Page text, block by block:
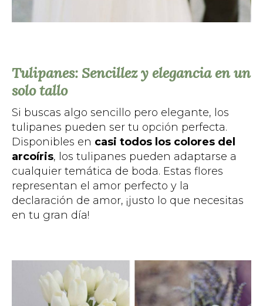
Tulipanes: Sencillez y elegancia en un
solo tallo
Si buscas algo sencillo pero elegante, los
tulipanes pueden ser tu opción perfecta.
Disponibles en casi todos los colores del
arcoíris, los tulipanes pueden adaptarse a
cualquier temática de boda. Estas flores
representan el amor perfecto y la
declaración de amor, ¡justo lo que necesitas
en tu gran día!